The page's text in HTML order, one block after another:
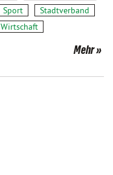
Sport
Stadtverband
Wirtschaft
Mehr